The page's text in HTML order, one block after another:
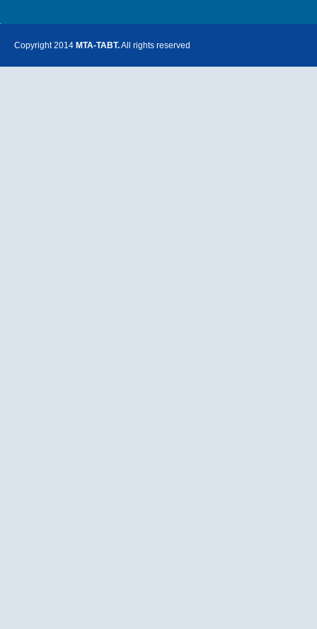
Copyright 2014 MTA-TABT.All rights reserved